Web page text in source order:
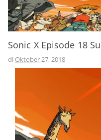
Sonic X Episode 18
di Oktober 27, 2018